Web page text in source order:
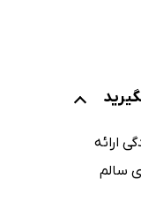
ارائه
سالم